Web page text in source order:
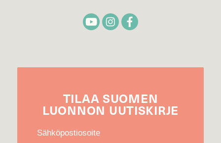
TILAA SUOMEN
LUONNON UUTIS­KIRJE
Sähköpostiosoite